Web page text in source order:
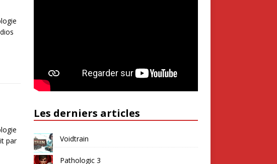
par
Les derniers articles
Voidtrain
Pathologic 3